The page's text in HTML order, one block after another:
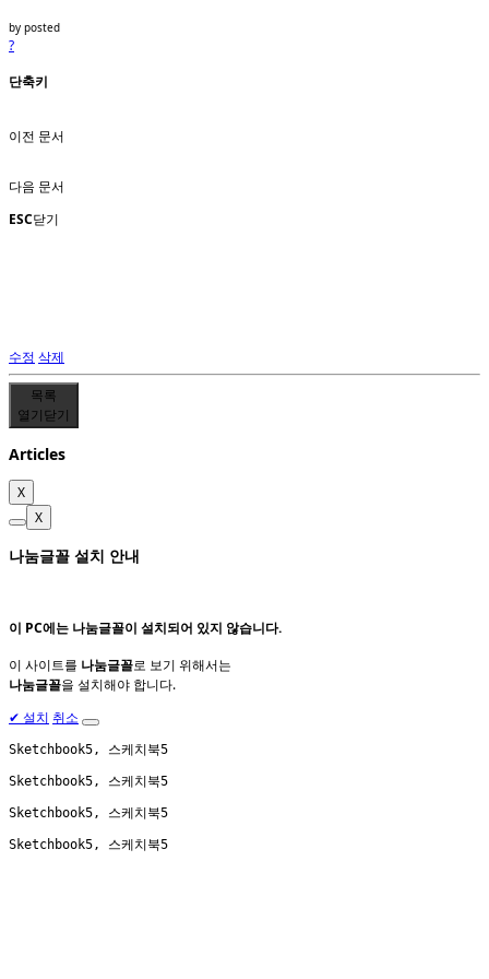
by posted
?
단축키
이전 문서
다음 문서
ESC닫기
수정 삭제
목록
열기닫기
Articles
X
X
나눔글꼴 설치 안내
이 PC에는 나눔글꼴이 설치되어 있지 않습니다.
이 사이트를 나눔글꼴로 보기 위해서는
나눔글꼴을 설치해야 합니다.
✔ 설치 취소
Sketchbook5, 스케치북5
Sketchbook5, 스케치북5
Sketchbook5, 스케치북5
Sketchbook5, 스케치북5